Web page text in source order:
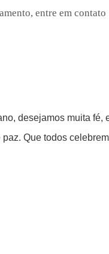
entre em contato
desejamos muita
Que todos